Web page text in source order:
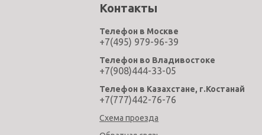
Контакты
Телефон в Москве
+7(495) 979-96-39
Телефон во Владивостоке
+7(908)444-33-05
Телефон в Казахстане, г.Костанай
+7(777)442-76-76
Схема проезда